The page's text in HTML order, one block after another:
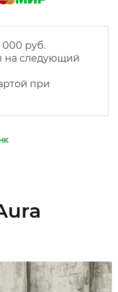
000 руб.
на следующий
при